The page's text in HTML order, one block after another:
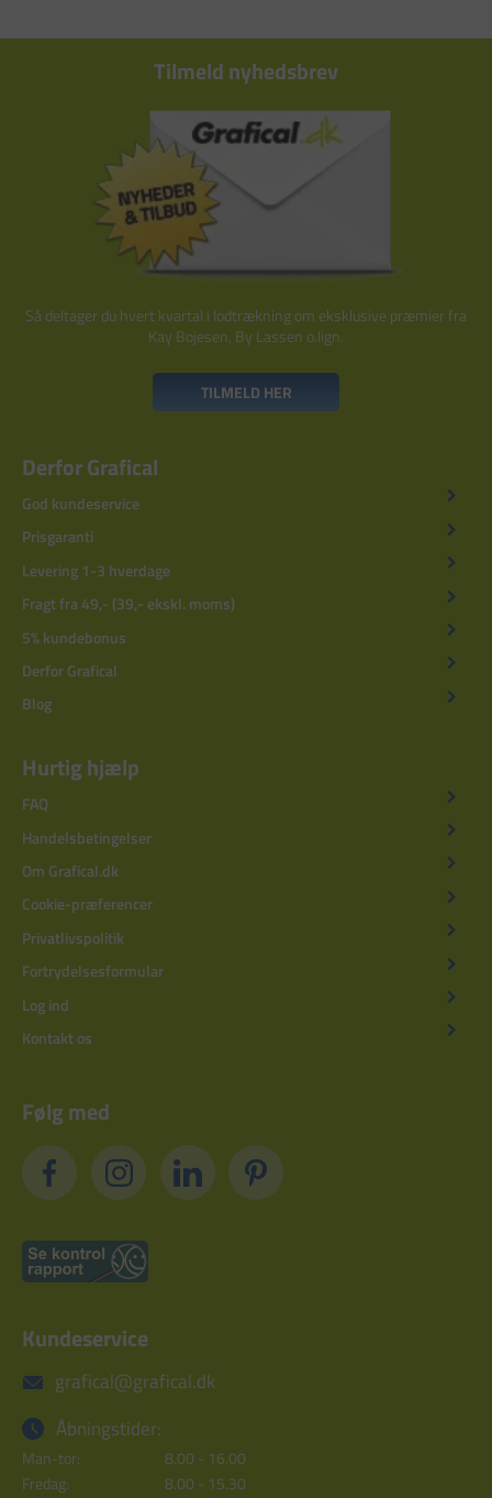
Tilmeld nyhedsbrev
Så deltager du hvert kvartal i lodtrækning om eksklusive præmier fra
Kay Bojesen, By Lassen o.lign.
TILMELD HER
Derfor Grafical
God kundeservice
Prisgaranti
Levering 1-3 hverdage
Fragt fra 49,- (39,- ekskl. moms)
5% kundebonus
Derfor Grafical
Blog
Hurtig hjælp
FAQ
Handelsbetingelser
Om Grafical.dk
Cookie-præferencer
Privatlivspolitik
Fortrydelsesformular
Log ind
Kontakt os
Følg med
Kundeservice
grafical@grafical.dk
Åbningstider:
Man-tor:
8.00 - 16.00
Fredag:
8.00 - 15.30